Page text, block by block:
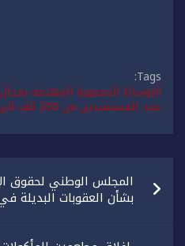
Tags:
الاوساط الجمعوية المهتمة
عدد المستفيدين من 250 الف الى 90 الف
تصفّح
المقالاتالمجلس الوطني لحقوق
بشأن العقوبات البديلة